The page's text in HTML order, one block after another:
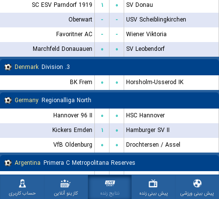
SC ESV Parndorf 1919
۱ ۰
SV Donau
Oberwart
- -
USV Scheiblingkirchen
Favoritner AC
- -
Wiener Viktoria
Marchfeld Donauauen
۰ ۰
SV Leobendorf
Denmark
3. Division
BK Frem
۰ ۰
Horsholm-Usserod IK
Germany Regionalliga North
Hannover 96 II
۰ ۰
HSC Hannover
Kickers Emden
۱ ۰
Hamburger SV II
VfB Oldenburg
۰ ۰
Drochtersen / Assel
Argentina Primera C Metropolitana Reserves
Estrella del Sur Reserves
۱ ۰
CA Lugano Reserves
Norway
پیش بینی ورزشی پیش بینی زنده نتایج زنده کازینو آنلاین حساب کاربری